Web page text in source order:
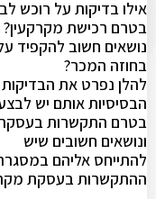
אילו בדיקות על רוכש
בטרם רכישת מקרקעין?
נושאים חשוב להקפיד
בחוזה המכר?
להלן נפרט את הבדיקות
הבסיסיות אותם יש לבצע
בטרם התקשרות
ונושאים חשובים שיש
להתייחס אליהם במסגרת
ההתקשרות בעסקת